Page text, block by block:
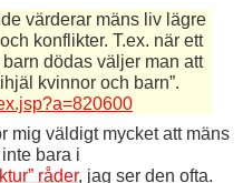
värderar mäns liv lägre
konflikter. T.ex. när ett
dödas väljer man att
kvinnor och barn”.
mig väldigt mycket att mäns
bara i
råder, jag ser den ofta.